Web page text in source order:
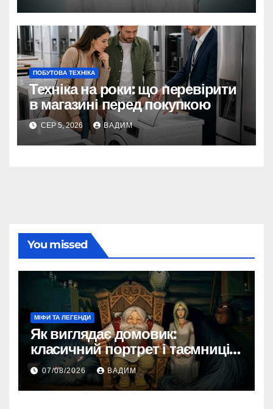
ПОБУТОВА ТЕХНІКА
Техніка на роки: що перевірити
в магазині перед покупкою
СЕР 5, 2026 ВАДИМ
You missed
МІФИ ТА ЛЕГЕНДИ
Як виглядає домовик:
класичний портрет і таємниці
зовнішності
07/08/2026 ВАДИМ